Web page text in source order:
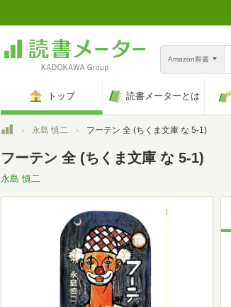
Amazon和書
トップ 読書メーターとは
トップ永島 慎二 フーテン 全 (ちくま文庫 な 5-1)
フーテン 全 (ちくま文庫 な 5-1)
永島 慎二